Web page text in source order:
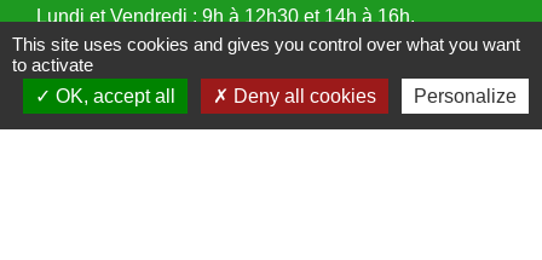
Lundi et Vendredi : 9h à 12h30 et 14h à 16h.
Mercredi : 9h à 12h30 et 14h à 17h.
Samedi : 9h à 12h.
Adresse mail : mairie@villeneuvelecomte.fr
Fermée au public le mardi et le jeudi.
This site uses cookies and gives you control over what you want
to activate
OK, accept all
Deny all cookies Personalize